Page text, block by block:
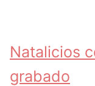
Natalicios
grabado